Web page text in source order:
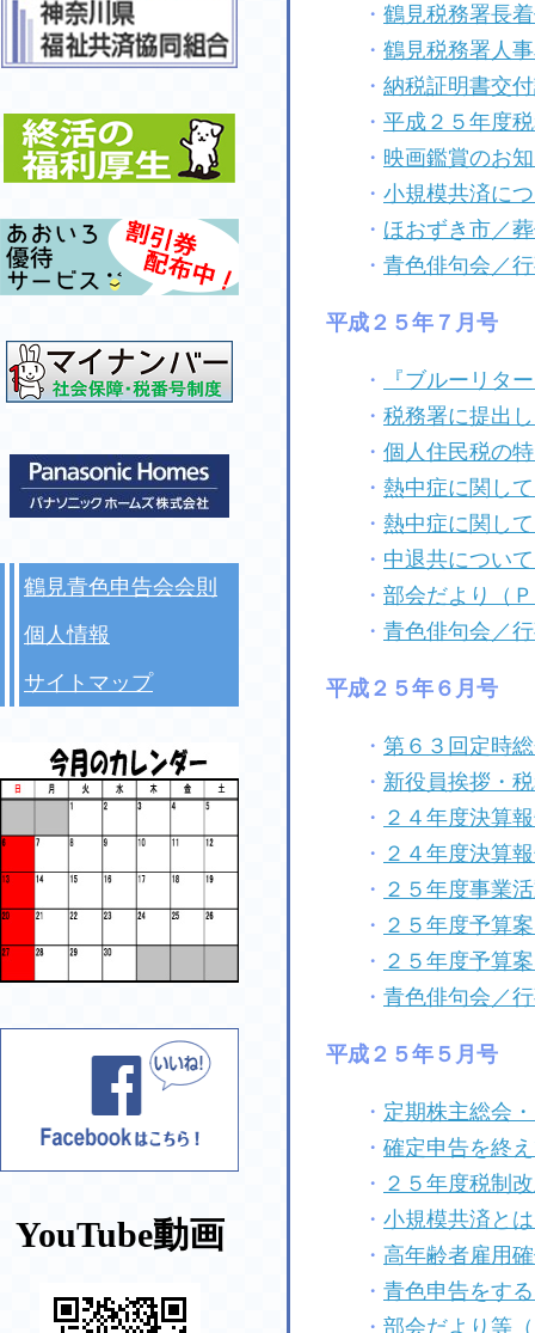
・ 鶴見税務署長
・ 鶴見税務署人
・ 納税証明書交
・ 平成２５年度
・ 映画鑑賞のお
・ 小規模共済に
・ ほおずき市／
・ 青色俳句会／
平成２５年７月号
・
『ブルーリタ
・ 税務署に提出
・ 個人住民税の
・ 熱中症に関し
・ 熱中症に関し
・ 中退共につい
・ 部会だより（
・ 青色俳句会／
平成２５年６月号
・ 第６３回定時
・ 新役員挨拶・
・ ２４年度決算
・ ２４年度決算
・ ２５年度事業
・ ２５年度予算
・ ２５年度予算
・ 青色俳句会／
平成２５年５月号
・ 定期株主総会
・ 確定申告を終
・ ２５年度税制
・ 小規模共済と
・ 高年齢者雇用
・ 青色申告をす
・ 部会だより等
鶴見青色申告会会則
個人情報
サイトマップ
YouTube動画